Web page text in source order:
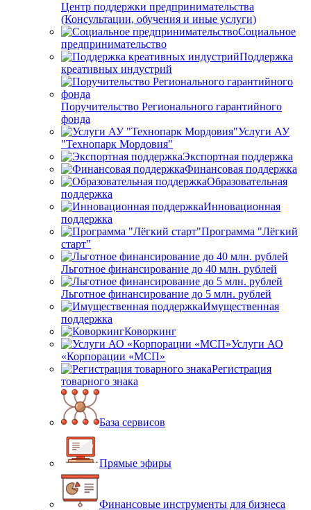
Центр поддержки предпринимательства
(Консультации, обучения и иные услуги)
Социальное
предпринимательство
Поддержка
креативных индустрий
Поручительство Регионального гарантийного
фонда
Услуги АУ
"Технопарк Мордовия"
Экспортная поддержка
Финансовая поддержка
Образовательная
поддержка
Инновационная
поддержка
Программа "Лёгкий
старт"
Льготное финансирование до 40 млн. рублей
Льготное финансирование до 5 млн. рублей
Имущественная
поддержка
Коворкинг
Услуги АО
«Корпорации «МСП»
Регистрация
товарного знака
База сервисов
Прямые эфиры
Финансовые инструменты для бизнеса